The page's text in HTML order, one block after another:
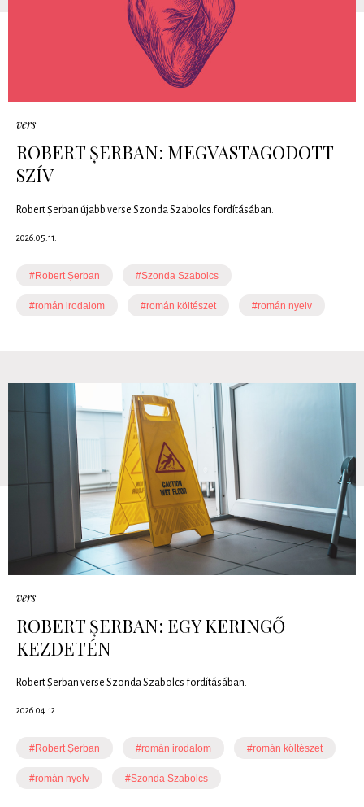
vers
ROBERT ȘERBAN: MEGVASTAGODOTT
SZÍV
Robert Șerban újabb verse Szonda Szabolcs fordításában.
2026.05.11.
#Robert Șerban #Szonda Szabolcs
#román irodalom #román költészet #román nyelv
vers
ROBERT ȘERBAN: EGY KERINGŐ
KEZDETÉN
Robert Șerban verse Szonda Szabolcs fordításában.
2026.04.12.
#Robert Șerban #román irodalom #román költészet
#román nyelv #Szonda Szabolcs